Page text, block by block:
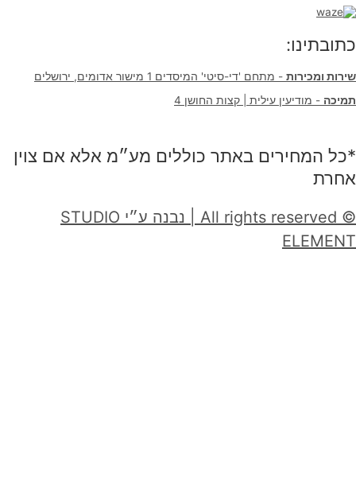
כתובתינו:
שירות ומכירות - מתחם 'די-סיטי' המיסדים 1 מישור אדומים, ירושלים
תמיכה - מודיעין עילית | קצות החושן 4
*כל המחירים באתר כוללים מע״מ אלא אם צוין
אחרת
© All rights reserved | נבנה ע״י STUDIO
ELEMENT